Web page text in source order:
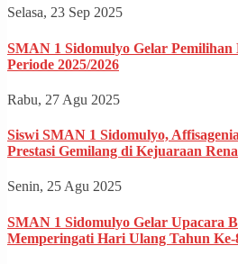
Selasa, 23 Sep 2025
SMAN 1 Sidomulyo Gelar Pemilihan
Periode 2025/2026
Rabu, 27 Agu 2025
Siswi SMAN 1 Sidomulyo,
Prestasi Gemilang di Kejuaraan
Senin, 25 Agu 2025
SMAN 1 Sidomulyo Gelar Upacara
Memperingati Hari Ulang Tahun